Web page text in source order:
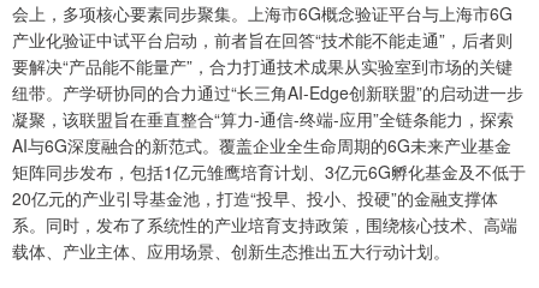
会上，多项核心要素同步聚集。上海市6G概念验证平台与上海市6G
产业化验证中试平台启动，前者旨在回答“技术能不能走通”，后者则
要解决“产品能不能量产”，合力打通技术成果从实验室到市场的关键
纽带。产学研协同的合力通过“长三角AI-Edge创新联盟”的启动进一步
凝聚，该联盟旨在垂直整合“算力-通信-终端-应用”全链条能力，探索
AI与6G深度融合的新范式。覆盖企业全生命周期的6G未来产业基金
矩阵同步发布，包括1亿元雏鹰培育计划、3亿元6G孵化基金及不低于
20亿元的产业引导基金池，打造“投早、投小、投硬”的金融支撑体
系。同时，发布了系统性的产业培育支持政策，围绕核心技术、高端
载体、产业主体、应用场景、创新生态推出五大行动计划。